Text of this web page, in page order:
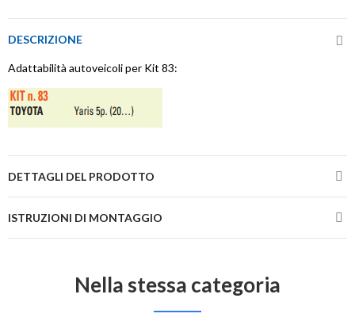
DESCRIZIONE
Adattabilità autoveicoli per Kit 83:
DETTAGLI DEL PRODOTTO
ISTRUZIONI DI MONTAGGIO
Nella stessa categoria